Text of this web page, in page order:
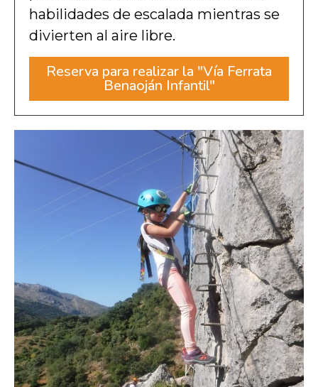
habilidades de escalada mientras se
divierten al aire libre.
Reserva para realizar la "Vía Ferrata
Benaoján Infantil"